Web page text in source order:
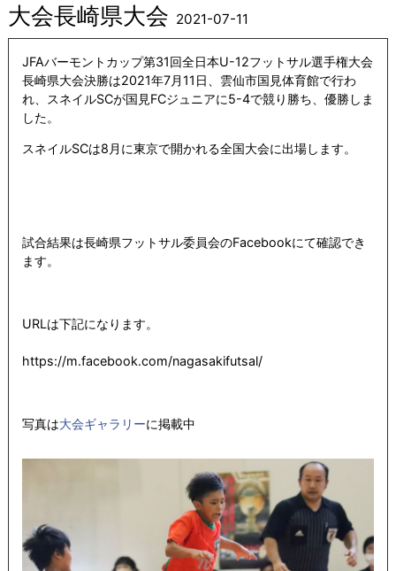
大会長崎県大会 2021-07-11
JFAバーモントカップ第31回全日本U-12フットサル選手権大会
長崎県大会決勝は2021年7月11日、雲仙市国見体育館で行わ
れ、スネイルSCが国見FCジュニアに5-4で競り勝ち、優勝しま
した。
スネイルSCは8月に東京で開かれる全国大会に出場します。
試合結果は長崎県フットサル委員会のFacebookにて確認でき
ます。
URLは下記になります。
https://m.facebook.com/nagasakifutsal/
写真は大会ギャラリーに掲載中